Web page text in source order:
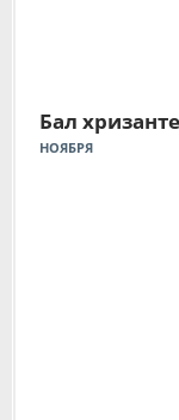
Бал
НОЯБРЯ